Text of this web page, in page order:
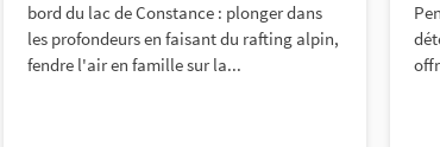
bord du lac de Constance : plonger dans
les profondeurs en faisant du rafting alpin,
fendre l'air en famille sur la...